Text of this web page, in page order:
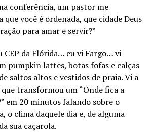
conferência, um pastor me
você é ordenada, que cidade Deus
para amar e servir?”
CEP da Flórida… eu vi Fargo… vi
pumpkin lattes, botas fofas e calças
saltos altos e vestidos de praia. Vi a
que transformou um “Onde fica a
em 20 minutos falando sobre o
o clima daquele dia e, de alguma
sua caçarola.